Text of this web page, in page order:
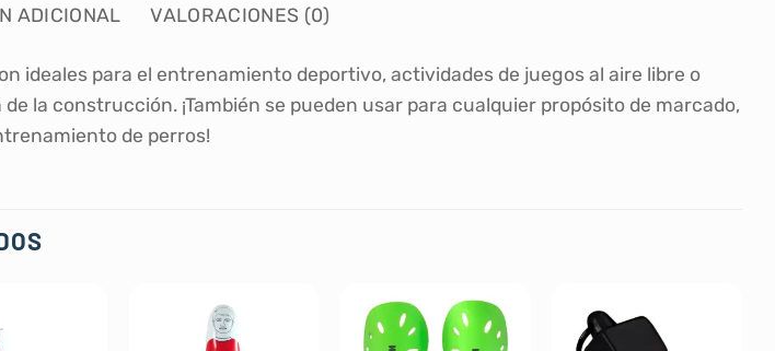
ADICIONAL VALORACIONES (0)
ideales para el entrenamiento deportivo, actividades de juegos al aire libre o
la construcción. ¡También se pueden usar para cualquier propósito de marcado,
de perros!